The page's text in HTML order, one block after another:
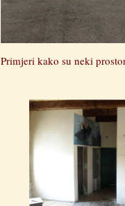
Primjeri kako su neki